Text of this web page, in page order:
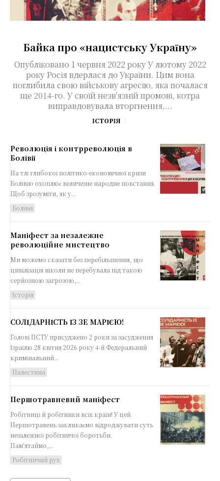
Байка про «нацистську Україну»
Опубліковано 1 червня 2022 року У лютому 2022
року Росія вдерлася до України. Цим вона
поглибила свою військову агресію, яка почалася
ще 2014-го. У своїй незв'язній промові, котра
виправдовувала вторгнення,...
ІСТОРІЯ
Революція і контрреволюція в
Болівії
На тлі глибокої політико-економічної кризи
Болівію охоплює величезне народне повстання.
Щоб зрозуміти, як у...
Болівія
Маніфест за незалежне
революційне мистецтво
Ми можемо сказати без перебільшення, що
цивілізація ніколи не перебувала під такою
серйозною загрозою,...
Історія
СОЛІДАРНІСТЬ ІЗ ЗЕ МАРІЄЮ!
Голові ПСТУ присуджено 2 роки за засудження
Ізраїлю 28 квітня 2026 року 4-й Федеральний
кримінальний...
Палестина
Першотравневий маніфест
Робітниці й робітники всіх країн! У цей
Першотравень закликаємо відроджувати суть
незалежної робітничої боротьби.
Пам'ятаймо,...
Робітничий рух